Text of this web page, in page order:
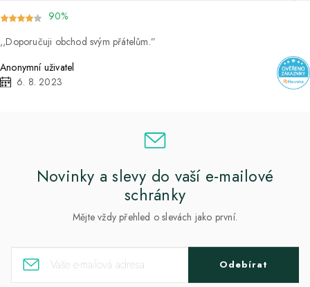
90%
Doporučuji obchod svým přátelům.
Anonymní uživatel
6. 8. 2023
Novinky a slevy do vaší e-mailové
schránky
Mějte vždy přehled o slevách jako první.
Odebírat